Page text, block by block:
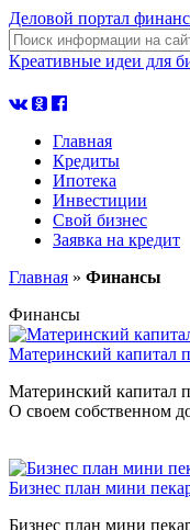
Деловой портал
Креативные идеи для
Главная
Кредиты
Ипотека
Инвестиции
Свой бизнес
Заявка на кредит
Главная » Финансы
Финансы
Материнский капитал
Материнский капитал
О своем собственном
Бизнес план мини
Бизнес план мини